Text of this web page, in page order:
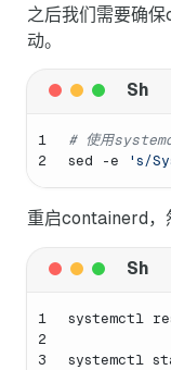
之后我们需要确
动。
1
2
# 使用
sed -e
's/
重启containerd，
1
2
3
systemctl
systemctl